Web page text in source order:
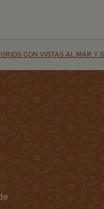
CON VISTAS AL MAR Y